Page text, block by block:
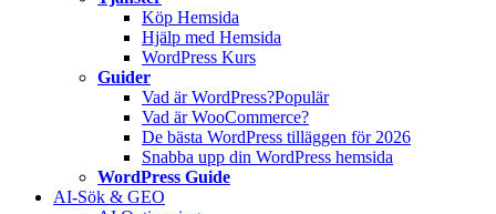
Köp Hemsida
Hjälp med Hemsida
WordPress Kurs
Guider
Vad är WordPress?Populär
Vad är WooCommerce?
De bästa WordPress tilläggen för 2026
Snabba upp din WordPress hemsida
WordPress Guide
AI-Sök & GEO